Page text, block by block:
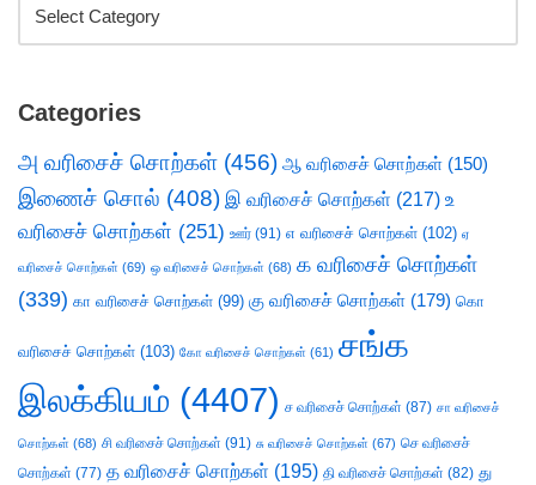
Categories
அ வரிசைச் சொற்கள் (456) ஆ வரிசைச் சொற்கள் (150)
இணைச் சொல் (408) இ வரிசைச் சொற்கள் (217) உ
வரிசைச் சொற்கள் (251) ஊர் (91) எ வரிசைச் சொற்கள் (102) ஏ
வரிசைச் சொற்கள் (69) ஒ வரிசைச் சொற்கள் (68) க வரிசைச் சொற்கள்
(339) கா வரிசைச் சொற்கள் (99) கு வரிசைச் சொற்கள் (179) கொ
வரிசைச் சொற்கள் (103) கோ வரிசைச் சொற்கள் (61) சங்க
இலக்கியம் (4407) ச வரிசைச் சொற்கள் (87) சா வரிசைச்
சொற்கள் (68) சி வரிசைச் சொற்கள் (91) சு வரிசைச் சொற்கள் (67) செ வரிசைச்
சொற்கள் (77) த வரிசைச் சொற்கள் (195) தி வரிசைச் சொற்கள் (82) து